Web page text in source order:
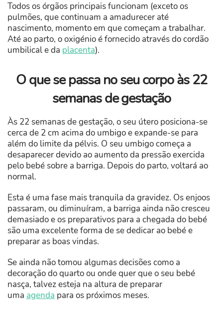
Todos os órgãos principais funcionam (exceto os
pulmões, que continuam a amadurecer até
nascimento, momento em que começam a trabalhar.
Até ao parto, o oxigénio é fornecido através do cordão
umbilical e da placenta).
O que se passa no seu corpo às 22
semanas de gestação
Às 22 semanas de gestação, o seu útero posiciona-se
cerca de 2 cm acima do umbigo e expande-se para
além do limite da pélvis. O seu umbigo começa a
desaparecer devido ao aumento da pressão exercida
pelo bebé sobre a barriga. Depois do parto, voltará ao
normal.
Esta é uma fase mais tranquila da gravidez. Os enjoos
passaram, ou diminuíram, a barriga ainda não cresceu
demasiado e os preparativos para a chegada do bebé
são uma excelente forma de se dedicar ao bebé e
preparar as boas vindas.
Se ainda não tomou algumas decisões como a
decoração do quarto ou onde quer que o seu bebé
nasça, talvez esteja na altura de preparar
uma agenda para os próximos meses.